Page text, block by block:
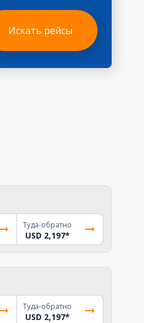
Искать рейсы
Туда-обратно
USD 2,197*
Туда-обратно
USD 2,197*